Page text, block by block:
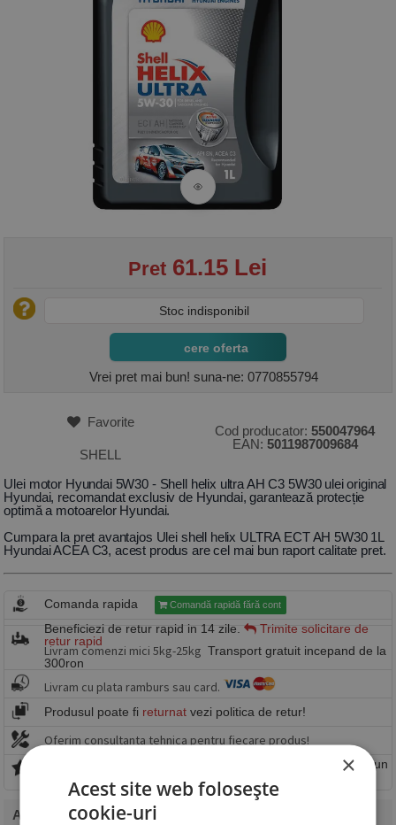
Pret 61.15 Lei
Stoc indisponibil
cere oferta
Vrei pret mai bun! suna-ne: 0770855794
Favorite
SHELL
Cod producator: 550047964
EAN: 5011987009684
Ulei motor Hyundai 5W30 - Shell helix ultra AH C3 5W30 ulei original
Hyundai, recomandat exclusiv de Hyundai, garantează protecție
optimă a motoarelor Hyundai.
Cumpara la pret avantajos Ulei shell helix ULTRA ECT AH 5W30 1L
Hyundai ACEA C3, acest produs are cel mai bun raport calitate pret.
Comanda rapida Comandă rapidă fără cont
Beneficiezi de retur rapid in 14 zile.
Trimite solicitare de
retur rapid
Livram comenzi mici 5kg-25kg Transport gratuit incepand de la
300ron
Livram cu plata ramburs sau card.
Produsul poate fi returnat vezi politica de retur!
Oferim consultanta tehnica pentru fiecare produs!
0 puncte de fidelitate (pentru fiecare 100 lei cheltuiti primiti un
Ambalaj : 1L
×
Acest site web folosește
cookie-uri